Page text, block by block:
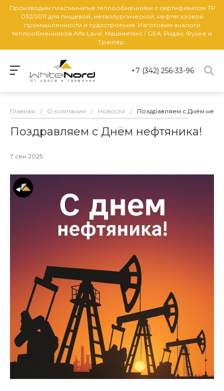
Производим пластинчатые теплообменники с сертификатом ТР
032/2011 для пищевой, металлургической, нефтегазовой
промышленности и судостроения. Изготовим аналоги
теплообменников Alfa Laval, Машимпэкс / GEA, Ридан, Функе и
Трантер.
+7 (342) 256-33-96
Главная / О компании / Новости / Поздравляем с Днём
Поздравляем с Днём нефтяника!
7 сен 2025